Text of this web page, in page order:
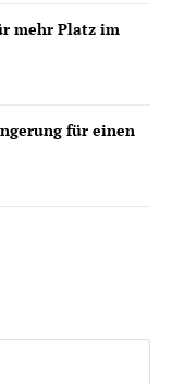
mehr Platz im
für einen